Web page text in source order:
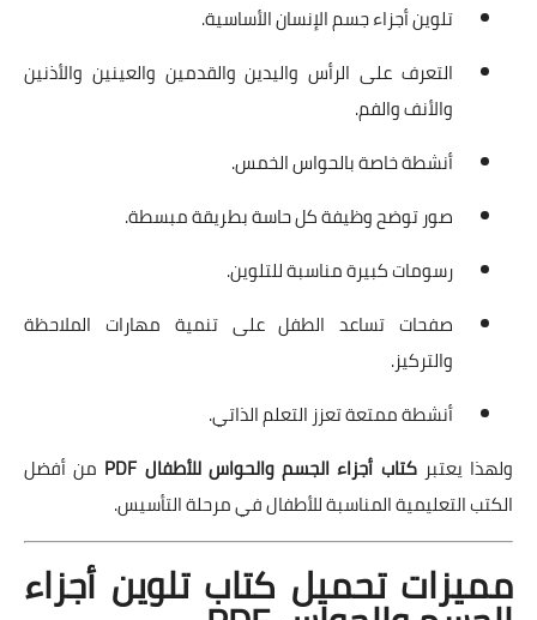
تلوين أجزاء جسم الإنسان الأساسية.
التعرف على الرأس واليدين والقدمين والعينين والأذنين
والأنف والفم.
أنشطة خاصة بالحواس الخمس.
صور توضح وظيفة كل حاسة بطريقة مبسطة.
رسومات كبيرة مناسبة للتلوين.
صفحات تساعد الطفل على تنمية مهارات الملاحظة
والتركيز.
أنشطة ممتعة تعزز التعلم الذاتي.
ولهذا يعتبركتاب أجزاء الجسم والحواس للأطفال PDF
من أفضل
الكتب التعليمية المناسبة للأطفال في مرحلة التأسيس.
مميزات تحميل كتاب تلوين أجزاء